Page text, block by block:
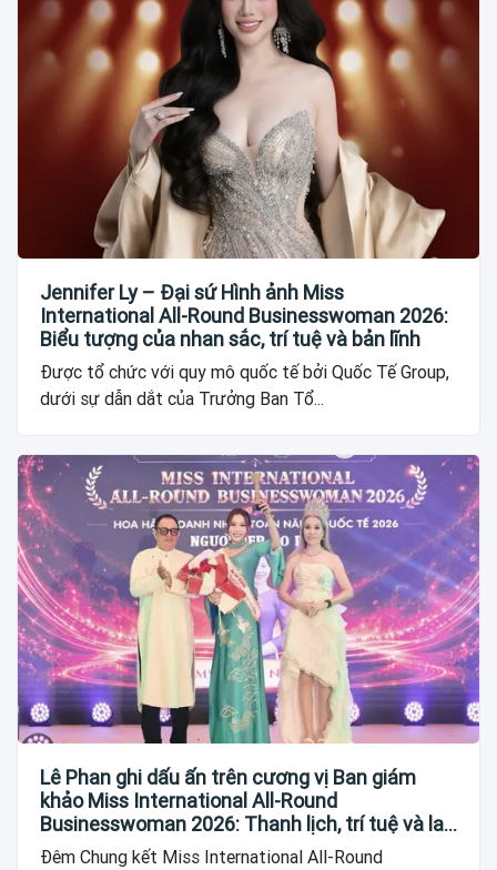
Jennifer Ly – Đại sứ Hình ảnh Miss
International All-Round Businesswoman 2026:
Biểu tượng của nhan sắc, trí tuệ và bản lĩnh
Được tổ chức với quy mô quốc tế bởi Quốc Tế Group,
dưới sự dẫn dắt của Trưởng Ban Tổ...
Lê Phan ghi dấu ấn trên cương vị Ban giám
khảo Miss International All-Round
Businesswoman 2026: Thanh lịch, trí tuệ và lan
tỏa giá trị của người phụ nữ hiện đại
Đêm Chung kết Miss International All-Round